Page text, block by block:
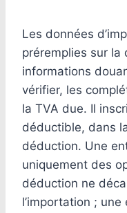
Les données
préremplies sur la
informations
vérifier, les
la TVA due. Il
déductible, dans
déduction. Une
uniquement des
déduction ne
l’importation ;